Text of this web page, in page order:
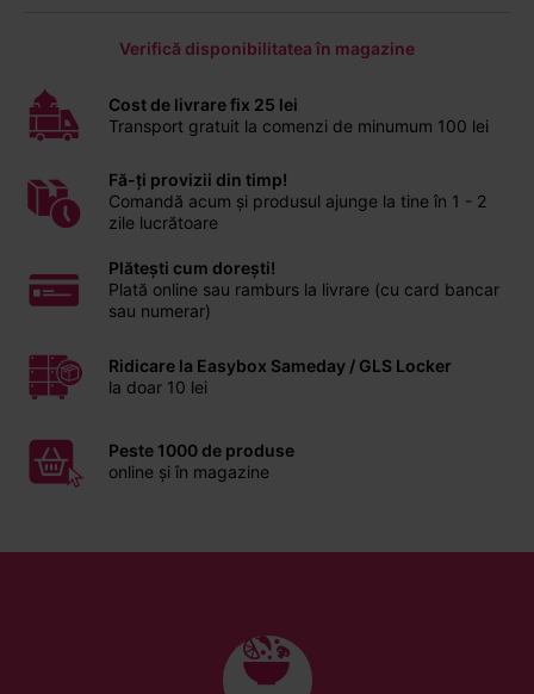
Verifică disponibilitatea în magazine
Cost de livrare fix 25 lei
Transport gratuit la comenzi de minumum 100 lei
Fă-ți provizii din timp!
Comandă acum și produsul ajunge la tine în 1 - 2
zile lucrătoare
Plătești cum dorești!
Plată online sau ramburs la livrare (cu card bancar
sau numerar)
Ridicare la Easybox Sameday / GLS Locker
la doar 10 lei
Peste 1000 de produse
online și în magazine